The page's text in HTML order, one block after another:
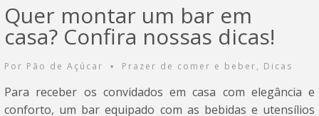
Quer montar um bar em
casa? Confira nossas dicas!
Por Pão de Açúcar • Prazer de comer e beber, Dicas
Para receber os convidados em casa com elegância e
conforto, um bar equipado com as bebidas e utensílios